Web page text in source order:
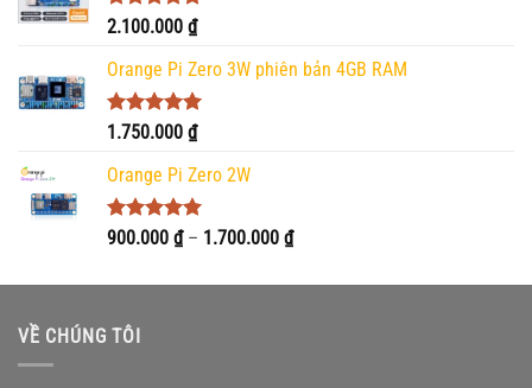
Được xếp
5 sao
2.100.000 ₫
Orange Pi Zero 3W phiên bản 4GB RAM
Được xếp
5 sao
1.750.000 ₫
Orange Pi Zero 2W
Được xếp
5.00
900.000 ₫ – 1.700.000 ₫Khoảng
từ
VỀ CHÚNG TÔI